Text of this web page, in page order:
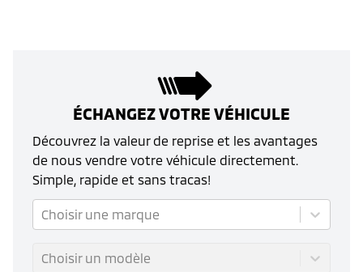
ÉCHANGEZ VOTRE VÉHICULE
Découvrez la valeur de reprise et les avantages
de nous vendre votre véhicule directement.
Simple, rapide et sans tracas!
Choisir une marque
Choisir un modèle